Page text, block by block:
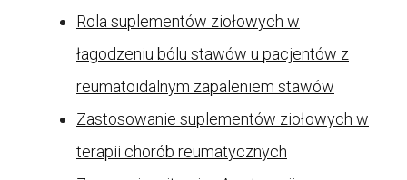
Rola suplementów ziołowych w
łagodzeniu bólu stawów u pacjentów z
reumatoidalnym zapaleniem stawów
Zastosowanie suplementów ziołowych w
terapii chorób reumatycznych